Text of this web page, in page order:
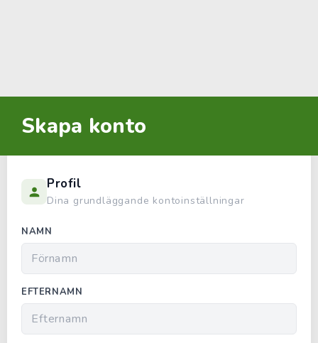
Skapa konto
Profil
Dina grundläggande kontoinställningar
NAMN
EFTERNAMN